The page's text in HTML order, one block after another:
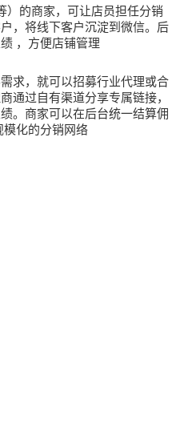
）的商家，可让店员担任分销
，将线下客户沉淀到微信。后
，方便店铺管理
求，就可以招募行业代理或合
通过自有渠道分享专属链接，
。商家可以在后台统一结算佣
模化的分销网络